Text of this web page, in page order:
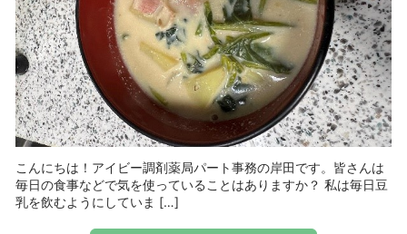
こんにちは！アイビー調剤薬局パート事務の岸田です。皆さんは
毎日の食事などで気を使っていることはありますか？ 私は毎日豆
乳を飲むようにしていま […]